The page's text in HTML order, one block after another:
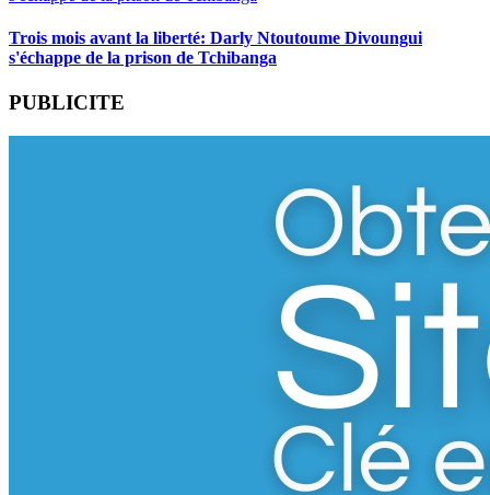
Trois mois avant la liberté: Darly Ntoutoume Divoungui
s'échappe de la prison de Tchibanga
PUBLICITE